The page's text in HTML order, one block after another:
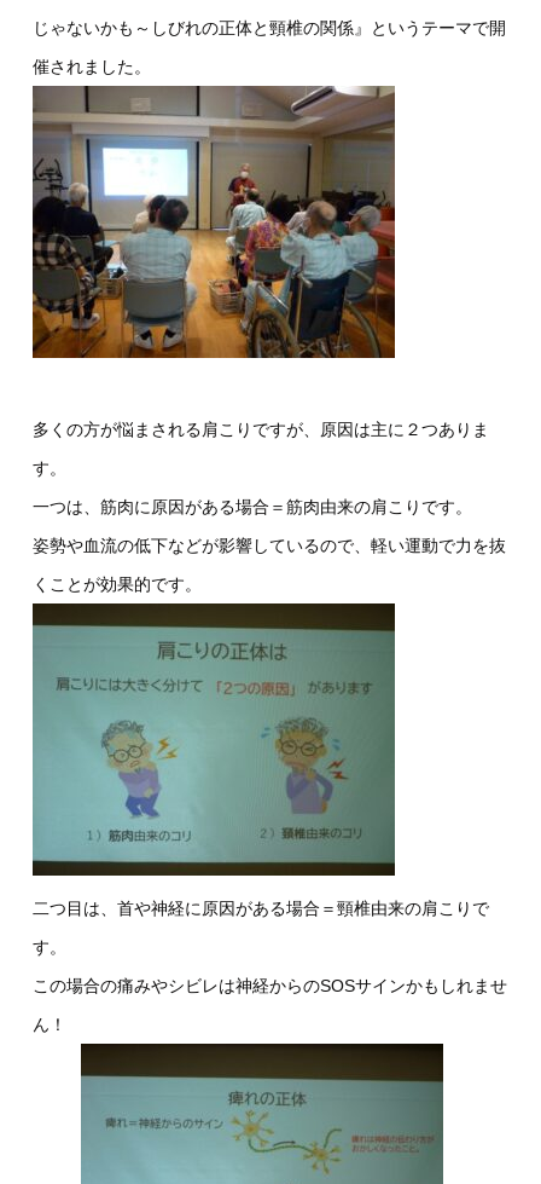
じゃないかも～しびれの正体と頸椎の関係』というテーマで開
催されました。
多くの方が悩まされる肩こりですが、原因は主に２つありま
す。
一つは、筋肉に原因がある場合＝筋肉由来の肩こりです。
姿勢や血流の低下などが影響しているので、軽い運動で力を抜
くことが効果的です。
二つ目は、首や神経に原因がある場合＝頸椎由来の肩こりで
す。
この場合の痛みやシビレは神経からのSOSサインかもしれませ
ん！